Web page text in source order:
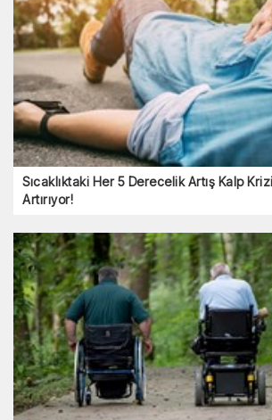
Sıcaklıktaki Her 5 Derecelik Artış Kalp
Artırıyor!